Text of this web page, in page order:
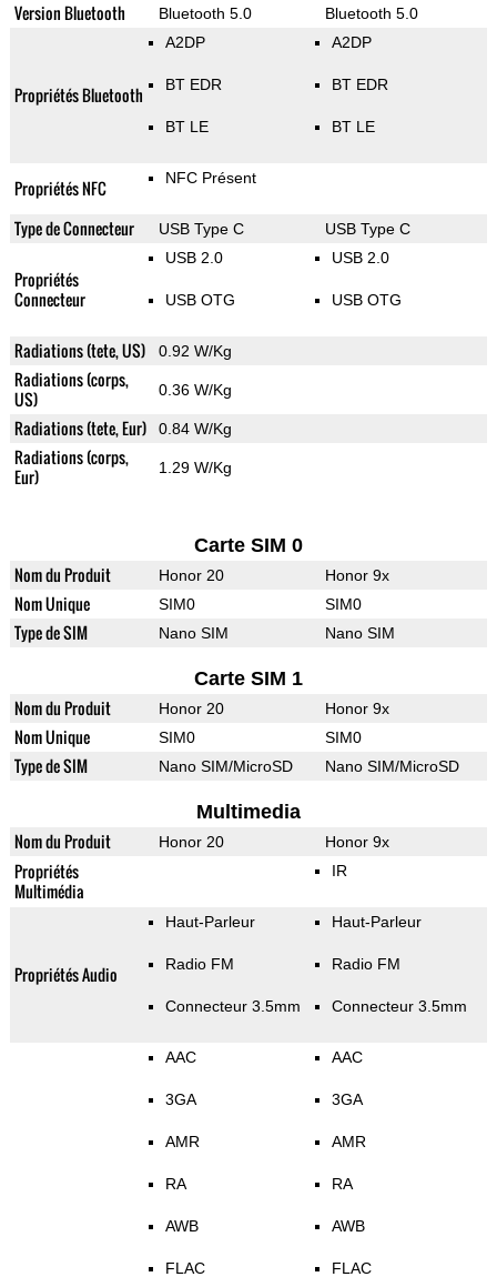
Version Bluetooth Bluetooth 5.0 Bluetooth 5.0
Propriétés Bluetooth
A2DP
BT EDR
BT LE
A2DP
BT EDR
BT LE
Propriétés NFC NFC Présent
Type de Connecteur USB Type C USB Type C
Propriétés
Connecteur
USB 2.0
USB OTG
USB 2.0
USB OTG
Radiations (tete, US) 0.92 W/Kg
Radiations (corps,
US)
0.36 W/Kg
Radiations (tete, Eur) 0.84 W/Kg
Radiations (corps,
Eur)
1.29 W/Kg
Carte SIM 0
Nom du Produit Honor 20 Honor 9x
Nom Unique SIM0 SIM0
Type de SIM Nano SIM Nano SIM
Carte SIM 1
Nom du Produit Honor 20 Honor 9x
Nom Unique SIM0 SIM0
Type de SIM Nano SIM/MicroSD Nano SIM/MicroSD
Multimedia
Nom du Produit Honor 20 Honor 9x
Propriétés
Multimédia
IR
Propriétés Audio
Haut-Parleur
Radio FM
Connecteur 3.5mm
Haut-Parleur
Radio FM
Connecteur 3.5mm
AAC
3GA
AMR
RA
AWB
FLAC
AAC
3GA
AMR
RA
AWB
FLAC